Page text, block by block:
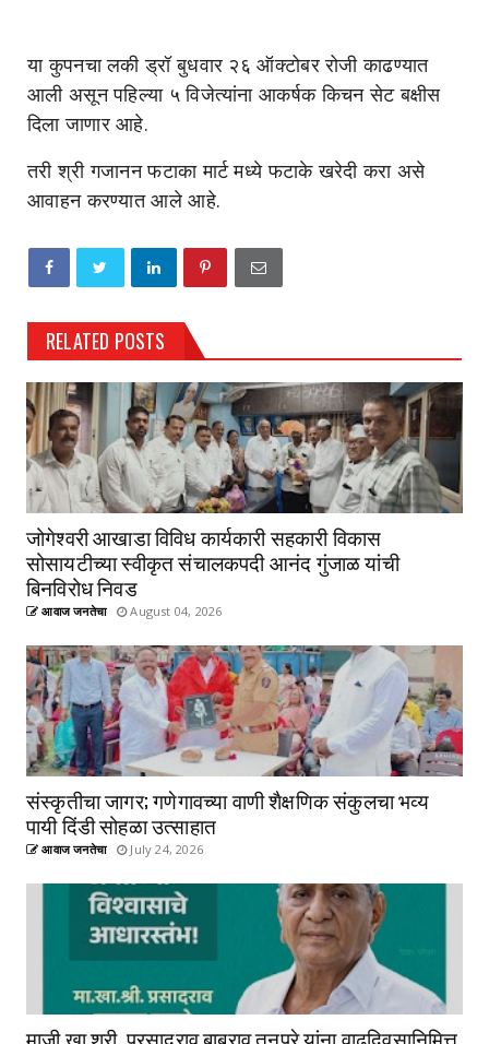
या कुपनचा लकी ड्रॉ बुधवार २६ ऑक्टोबर रोजी काढण्यात
आली असून पहिल्या ५ विजेत्यांना आकर्षक किचन सेट बक्षीस
दिला जाणार आहे.
तरी श्री गजानन फटाका मार्ट मध्ये फटाके खरेदी करा असे
आवाहन करण्यात आले आहे.
RELATED POSTS
जोगेश्वरी आखाडा विविध कार्यकारी सहकारी विकास
सोसायटीच्या स्वीकृत संचालकपदी आनंद गुंजाळ यांची
बिनविरोध निवड
आवाज जनतेचा August 04, 2026
संस्कृतीचा जागर; गणेगावच्या वाणी शैक्षणिक संकुलचा भव्य
पायी दिंडी सोहळा उत्साहात
आवाज जनतेचा July 24, 2026
माजी खा.श्री. प्रसादराव बाबुराव तनपुरे यांना वाढदिवसानिमित्त